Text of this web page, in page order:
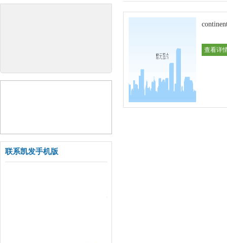
联系凯发手机版
查看详